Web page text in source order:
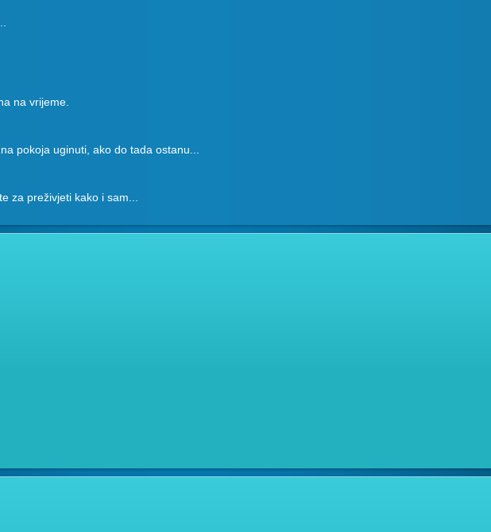
na vrijeme.
pokoja uginuti, ako do tada ostanu...
za preživjeti kako i sam...